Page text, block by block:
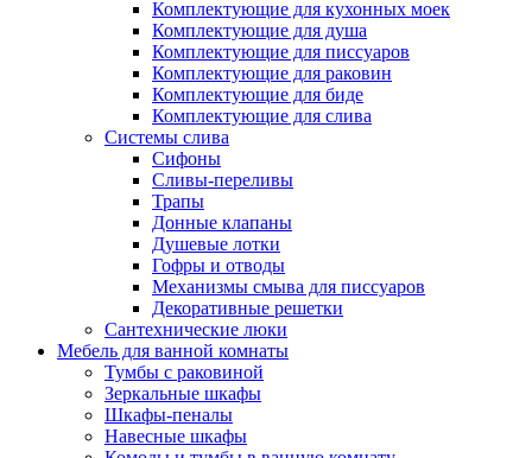
Комплектующие для кухонных моек
Комплектующие для душа
Комплектующие для писсуаров
Комплектующие для раковин
Комплектующие для биде
Комплектующие для слива
Системы слива
Сифоны
Сливы-переливы
Трапы
Донные клапаны
Душевые лотки
Гофры и отводы
Механизмы смыва для писсуаров
Декоративные решетки
Сантехнические люки
Мебель для ванной комнаты
Тумбы с раковиной
Зеркальные шкафы
Шкафы-пеналы
Навесные шкафы